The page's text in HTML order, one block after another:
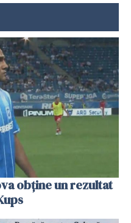
obține un rezultat